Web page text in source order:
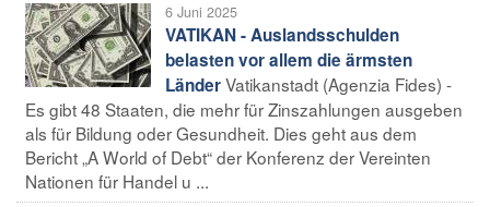
6 Juni 2025
VATIKAN - Auslandsschulden
belasten vor allem die ärmsten
LänderVatikanstadt (Agenzia Fides) -
Es gibt 48 Staaten, die mehr für Zinszahlungen ausgeben
als für Bildung oder Gesundheit. Dies geht aus dem
Bericht „A World of Debt“ der Konferenz der Vereinten
Nationen für Handel u ...